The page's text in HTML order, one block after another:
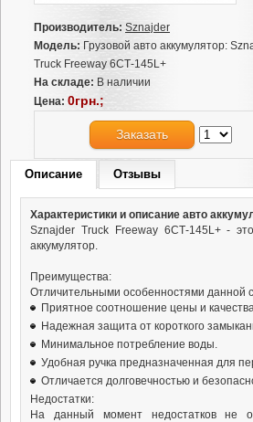
Производитель: Sznajder
Модель: Грузовой авто аккумулятор:
Truck Freeway 6СТ-145L+
На складе: В наличии
Цена: 0грн.;
Заказать
Описание Отзывы
Характеристики и описание авто
Sznajder Truck Freeway 6СТ-145L+ - это
аккумулятор.
Преимущества:
Отличительными особенностями данной
Приятное соотношение цены и качества
Надежная защита от короткого
Минимальное потребление воды.
Удобная ручка предназначенная для
Отличается долговечностью и
Недостатки:
На данный момент недостатков не